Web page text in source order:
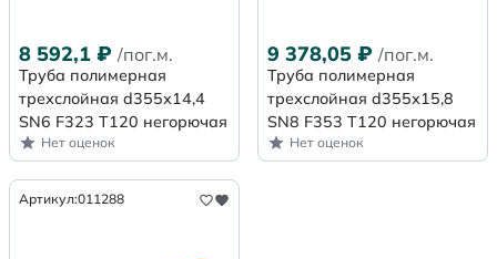
8 592,1 ₽ /пог.м.
Труба полимерная
трехслойная d355х14,4
SN6 F323 Т120 негорючая
Нет оценок
9 378,05 ₽ /пог.м.
Труба полимерная
трехслойная d355х15,8
SN8 F353 Т120 негорючая
Нет оценок
Артикул:011288